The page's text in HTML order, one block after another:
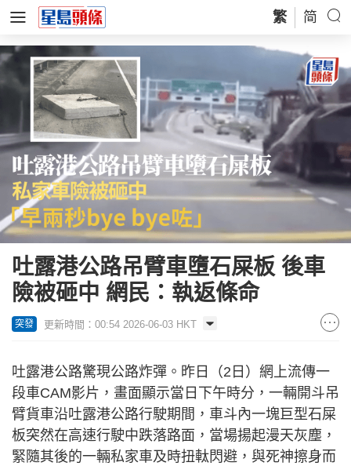
繁 简
吐露港公路吊臂車墮石屎板 後車
險被砸中 網民：執返條命
突發 更新時間：00:54 2026-06-03 HKT
吐露港公路驚現公路炸彈。昨日（2日）網上流傳一
段車CAM影片，畫面顯示當日下午時分，一輛開斗吊
臂貨車沿吐露港公路行駛期間，車斗內一塊巨型石屎
板突然在高速行駛中跌落路面，當場揚起漫天灰塵，
緊隨其後的一輛私家車及時扭軚閃避，與死神擦身而